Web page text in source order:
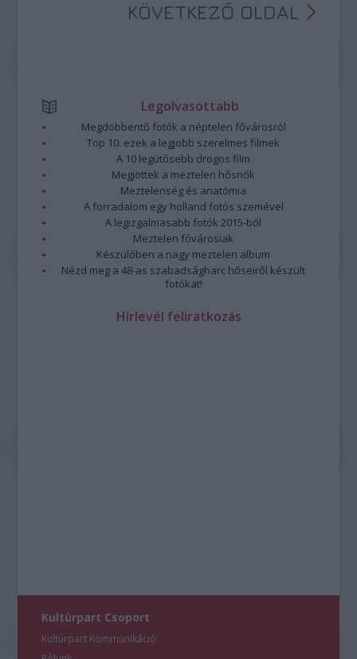
KÖVETKEZŐ OLDAL
Legolvasottabb
Megdöbbentő fotók a néptelen fővárosról
Top 10: ezek a legjobb szerelmes filmek
A 10 legütősebb drogos film
Megjöttek a meztelen hősnők
Meztelenség és anatómia
A forradalom egy holland fotós szemével
A legizgalmasabb fotók 2015-ből
Meztelen fővárosiak
Készülőben a nagy meztelen album
Nézd meg a 48-as szabadságharc hőseiről készült
fotókat!
Hírlevél feliratkozás
Kultúrpart Csoport
Kultúrpart Kommunikáció